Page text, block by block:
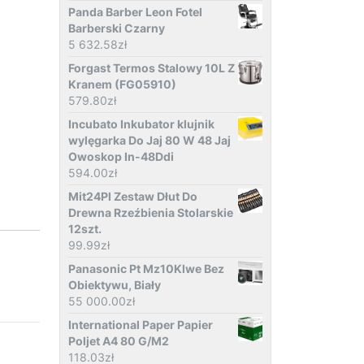
Panda Barber Leon Fotel
Barberski Czarny
5 632.58zł
Forgast Termos Stalowy 10L Z
Kranem (FG05910)
579.80zł
Incubato Inkubator klujnik
wylęgarka Do Jaj 80 W 48 Jaj
Owoskop In-48Ddi
594.00zł
Mit24Pl Zestaw Dłut Do
Drewna Rzeźbienia Stolarskie
12szt.
99.99zł
Panasonic Pt Mz10Klwe Bez
Obiektywu, Biały
55 000.00zł
International Paper Papier
Poljet A4 80 G/M2
118.03zł